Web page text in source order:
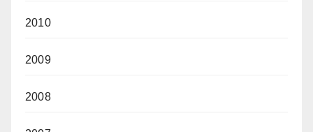
2010
2009
2008